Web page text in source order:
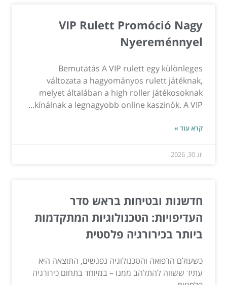
VIP Rulett Promóció Nagy
Nyereménnyel
Bemutatás A VIP rulett egy különleges
változata a hagyományos rulett játéknak,
melyet általában a high roller játékosoknak
kínálnak a legnagyobb online kaszinók. A VIP...
קרא עוד »
יונ 30, 2026
חדשנות ובטיחות בראש סדר
העדיפויות: הטכנולוגיות המתקדמות
ביותר בכירורגיה פלסטית
כשעולם הרפואה והטכנולוגיה נפגשים, התוצאה היא
עתיד ששווה להתלהב ממנו – במיוחד בתחום כירורגיה